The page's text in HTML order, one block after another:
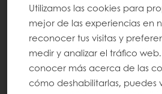
Utilizamos las cookies para
mejor de las experiencias en
reconocer tus visitas y
medir y analizar el tráfico web.
conocer más acerca de las
cómo deshabilitarlas, puedes